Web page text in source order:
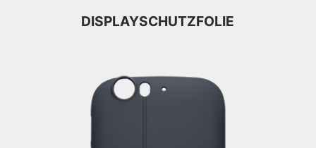
DISPLAYSCHUTZFOLIE